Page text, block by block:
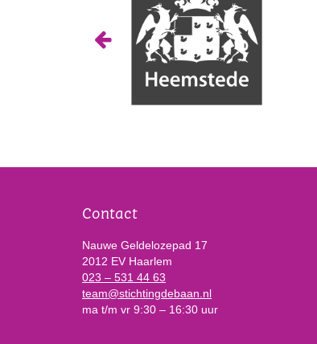
Contact
Nauwe Geldelozepad 17
2012 EV Haarlem
023 – 531 44 63
team@stichtingdebaan.nl
ma t/m vr 9:30 – 16:30 uur